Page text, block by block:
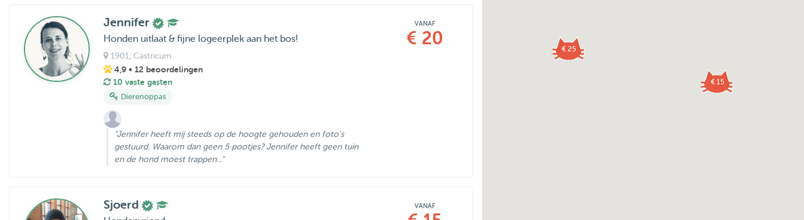
Jennifer
Honden uitlaat & fijne logeerplek aan het bos!
1901 , Castricum
4,9 • 12 beoordelingen
10 vaste gasten
Dierenoppas
"Jennifer heeft mij steeds op de hoogte gehouden en foto's
gestuurd. Waarom dan geen 5 pootjes? Jennifer heeft geen tuin
en de hond moest trappen..."
VANAF
€ 20
Sjoerd VANAF
€ 15
€ 25